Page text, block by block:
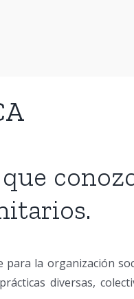
para la organización
prácticas diversas,